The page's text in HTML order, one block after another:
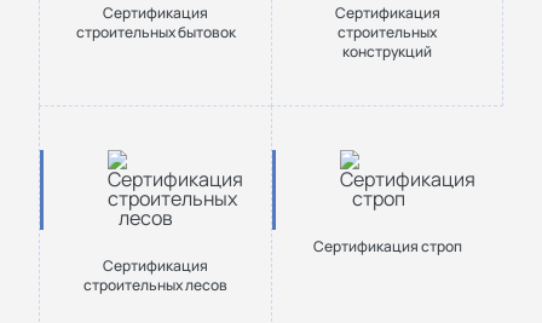
Сертификация
строительных бытовок
Сертификация
строительных
конструкций
Сертификация
строительных лесов
Сертификация строп